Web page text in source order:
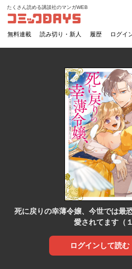
コミックDAYS
たくさん読める講談社のマンガWEB
無料連載 読み切り・新人 履歴 ログイ
死に戻りの幸薄令嬢、今世では最
愛されてます（１
ログインして読む